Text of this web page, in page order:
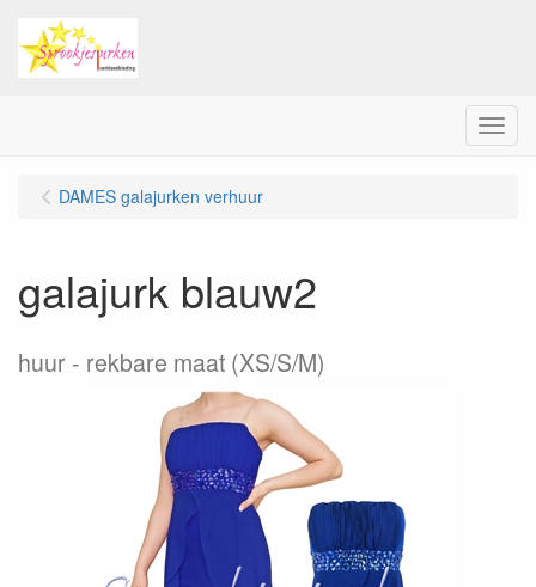
Menu
DAMES galajurken verhuur
galajurk blauw2
huur rekbare maat (XS/S/M)